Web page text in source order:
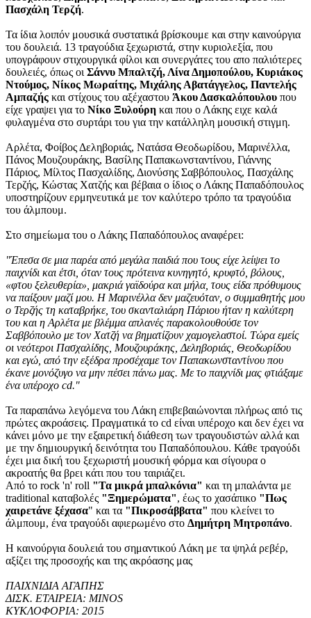
Πασχάλη Τερζή.
Τα ίδια λοιπόν μουσικά συστατικά βρίσκουμε και στην καινούργια
του δουλειά. 13 τραγούδια ξεχωριστά, στην κυριολεξία, που
υπογράφουν στιχουργικά φίλοι και συνεργάτες του απο παλιότερες
δουλειές, όπως οι Σάννυ Μπαλτζή, Λίνα Δημοπούλου, Κυριάκος
Ντούμος, Νίκος Μωραίτης, Μιχάλης Αβατάγγελος, Παντελής
Αμπαζής και στίχους του αξέχαστου Άκου Δασκαλόπουλου που
είχε γραψει για το Νίκο Ξυλούρη και που ο Λάκης ειχε καλά
φυλαγμένα στο συρτάρι του για την κατάλληλη μουσική στιγμη.
Αρλέτα, Φοίβος Δεληβοριάς, Νατάσα Θεοδωρίδου, Μαρινέλλα,
Πάνος Μουζουράκης, Βασίλης Παπακωνσταντίνου, Γιάννης
Πάριος, Μίλτος Πασχαλίδης, Διονύσης Σαββόπουλος, Πασχάλης
Τερζής, Κώστας Χατζής και βέβαια ο ίδιος ο Λάκης Παπαδόπουλος
υποστηρίζουν ερμηνευτικά με τον καλύτερο τρόπο τα τραγούδια
του άλμπουμ.
Στο σημείωμα του ο Λάκης Παπαδόπουλος αναφέρει:
"Έπεσα σε μια παρέα από μεγάλα παιδιά που τους είχε λείψει το
παιχνίδι και έτσι, όταν τους πρότεινα κυνηγητό, κρυφτό, βόλους,
«φτου ξελευθερία», μακριά γαϊδούρα και μήλα, τους είδα πρόθυμους
να παίξουν μαζί μου. Η Μαρινέλλα δεν μαζευόταν, ο συμμαθητής μου
ο Τερζής τη καταβρήκε, του σκανταλιάρη Πάριου ήταν η καλύτερη
του και η Αρλέτα με βλέμμα απλανές παρακολουθούσε τον
Σαββόπουλο με τον Χατζή να βηματίζουν χαμογελαστοί. Τώρα εμείς
οι νεότεροι Πασχαλίδης, Μουζουράκης, Δεληβοριάς, Θεοδωρίδου
και εγώ, από την εξέδρα προσέχαμε τον Παπακωνσταντίνου που
έκανε μονόζυγο να μην πέσει πάνω μας. Με το παιχνίδι μας φτιάξαμε
ένα υπέροχο cd."
Τα παραπάνω λεγόμενα του Λάκη επιβεβαιώνονται πλήρως από τις
πρώτες ακροάσεις. Πραγματικά το cd είναι υπέροχο και δεν έχει να
κάνει μόνο με την εξαιρετική διάθεση των τραγουδιστών αλλά και
με την δημιουργική δεινότητα του Παπαδόπουλου. Κάθε τραγούδι
έχει μια δική του ξεχωριστή μουσική φόρμα και σίγουρα ο
ακροατής θα βρει κάτι που του ταιριάζει.
Από το rock 'n' roll "Τα μικρά μπαλκόνια" και τη μπαλάντα με
traditional καταβολές "Ξημερώματα", έως το χασάπικο "Πως
χαιρετάνε ξέχασα" και τα "Πικροσάββατα" που κλείνει το
άλμπουμ, ένα τραγούδι αφιερωμένο στο Δημήτρη Μητροπάνο.
Η καινούργια δουλειά του σημαντικού Λάκη με τα ψηλά ρεβέρ,
αξίζει της προσοχής και της ακρόασης μας
ΠΑΙΧΝΙΔΙΑ ΑΓΑΠΗΣ
ΔΙΣΚ. ΕΤΑΙΡΕΙΑ: MINOS
ΚΥΚΛΟΦΟΡΙΑ: 2015